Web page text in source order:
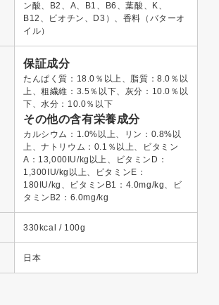
ン酸、B2、A、B1、B6、葉酸、K、
B12、ビオチン、D3）、香料（バターオ
イル）
保証成分
たんぱく質：18.0％以上、脂質：8.0％以
上、粗繊維：3.5％以下、灰分：10.0％以
下、水分：10.0％以下
その他の含有栄養成分
カルシウム：1.0%以上、リン：0.8%以
上、ナトリウム：0.1％以上、ビタミン
A：13,000IU/kg以上、ビタミンD：
1,300IU/kg以上、ビタミンE：
180IU/kg、ビタミンB1 ：4.0mg/kg、ビ
タミンB2 ：6.0mg/kg
330kcal / 100g
日本